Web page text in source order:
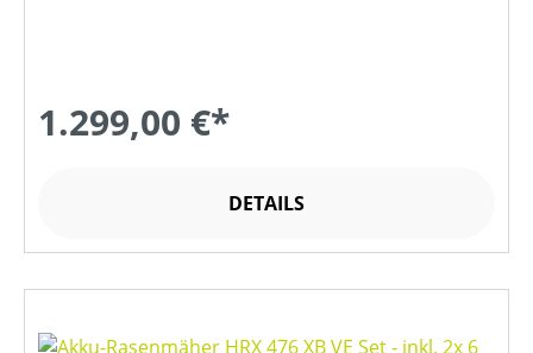
1.299,00 €*
DETAILS